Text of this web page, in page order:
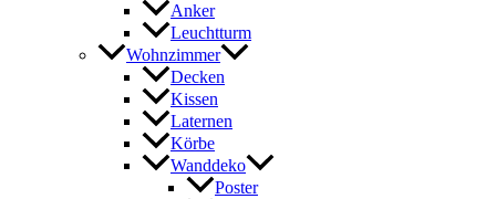
Anker
Leuchtturm
Wohnzimmer
Decken
Kissen
Laternen
Körbe
Wanddeko
Poster